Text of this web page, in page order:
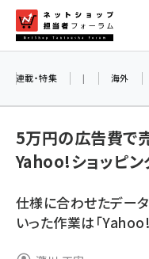
ン
ネッ
yahoo (1906)
連載・特集 | 海外
5万円の広告費で
Yahoo!ショッピ
仕様に合わせたデー
いった作業は「